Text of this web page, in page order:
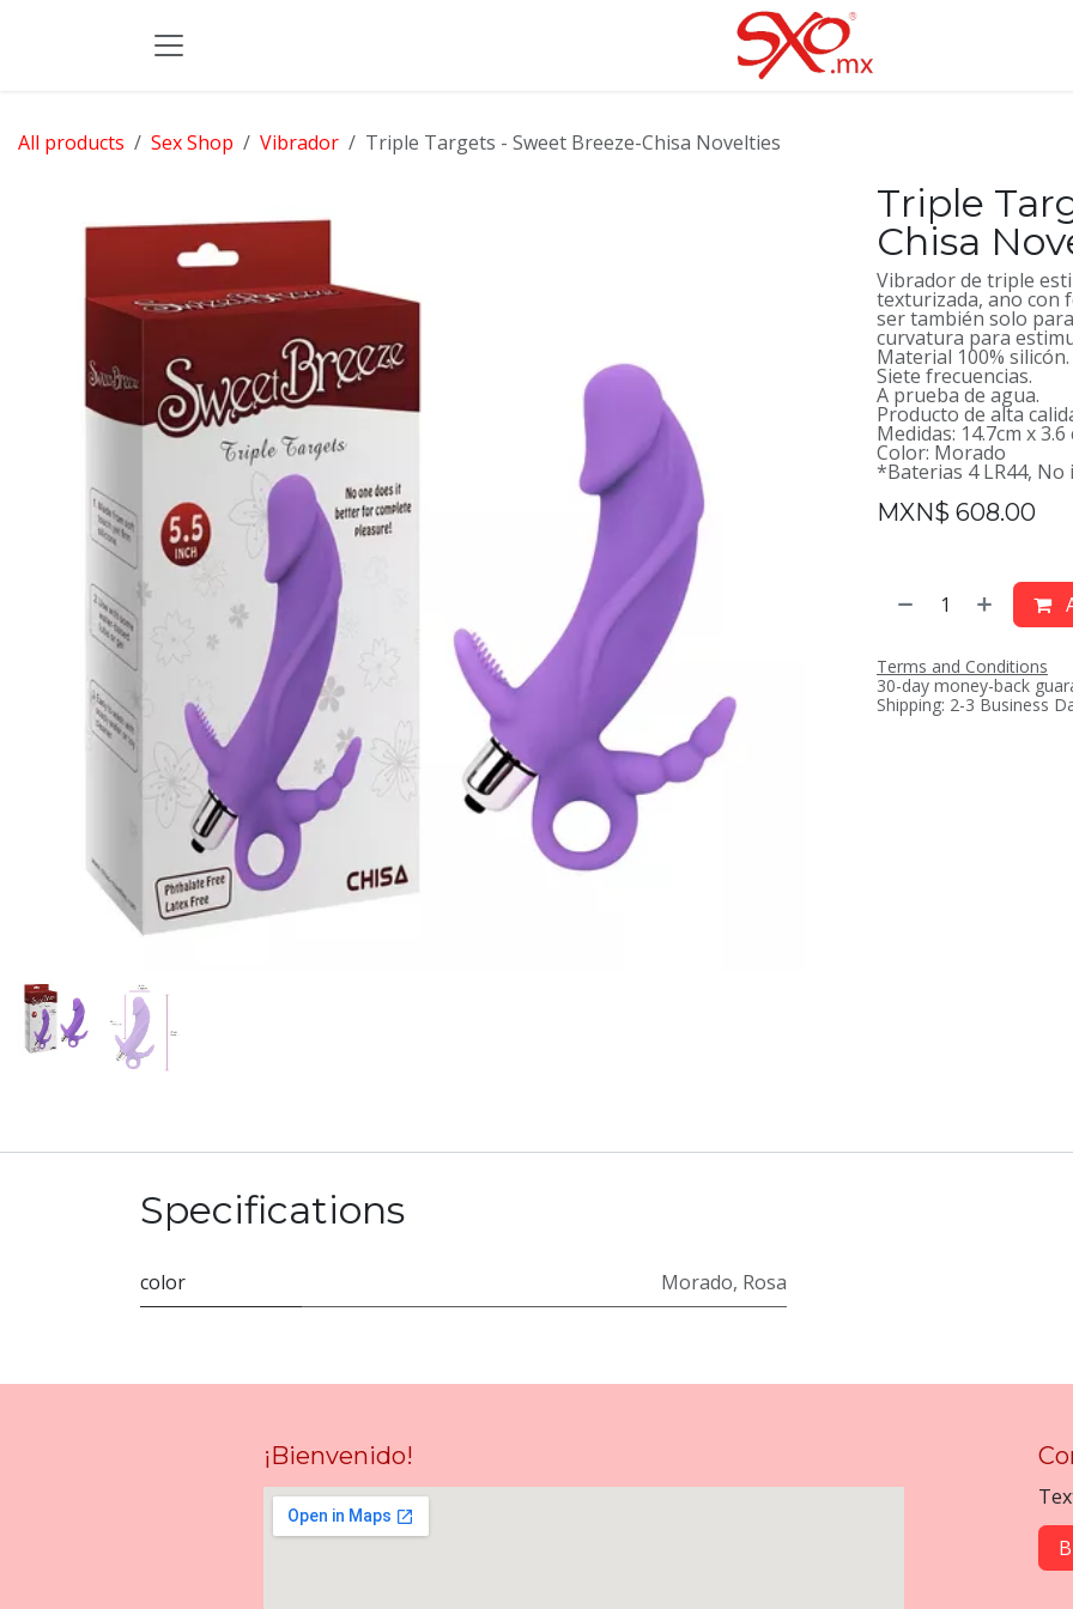
All products Sex Shop Vibrador Triple Targets - Sweet Breeze-Chisa Novelties
Triple
Chisa
Vibrador de triple
texturizada, ano con
ser también solo
curvatura para
Material 100% silicón.
Siete frecuencias.
A prueba de agua.
Producto de alta
Medidas: 14.7cm x 3.6
Color: Morado
*Baterias 4 LR44, No
MXN$ 608.00
Terms and Conditions
30-day money-back
Shipping: 2-3 Business
Specifications
color Morado, Rosa
¡Bienvenido!